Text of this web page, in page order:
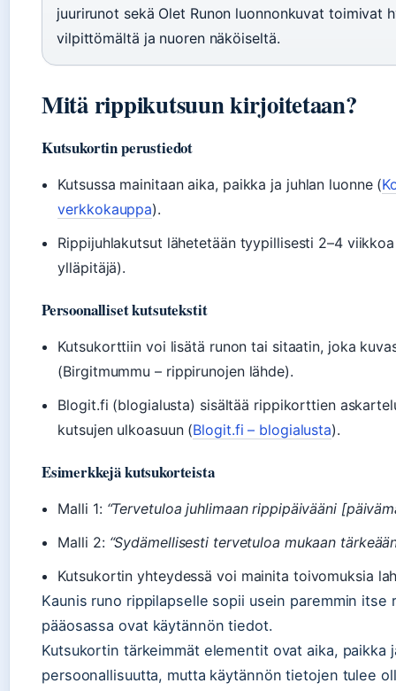
juurirunot sekä Olet Runon luonnonkuvat toimivat
vilpittömältä ja nuoren näköiseltä.
Mitä rippikutsuun kirjoitetaan?
Kutsukortin perustiedot
Kutsussa mainitaan aika, paikka ja juhlan luonne (
verkkokauppa).
Rippijuhlakutsut lähetetään tyypillisesti 2–4
ylläpitäjä).
Persoonalliset kutsutekstit
Kutsukorttiin voi lisätä runon tai sitaatin, joka
(Birgitmummu – rippirunojen lähde).
Blogit.fi (blogialusta) sisältää rippikorttien
kutsujen ulkoasuun (Blogit.fi – blogialusta).
Esimerkkejä kutsukorteista
Malli 1: “Tervetuloa juhlimaan rippipäivääni
Malli 2: “Sydämellisesti tervetuloa mukaan
Kutsukortin yhteydessä voi mainita toivomuksia
Kaunis runo rippilapselle sopii usein paremmin
pääosassa ovat käytännön tiedot.
Kutsukortin tärkeimmät elementit ovat aika, paikka
persoonallisuutta, mutta käytännön tietojen tulee